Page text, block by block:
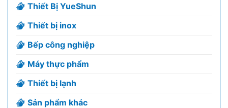
Thiết Bị YueShun
Thiết bị inox
Bếp công nghiệp
Máy thực phẩm
Thiết bị lạnh
Sản phẩm khác